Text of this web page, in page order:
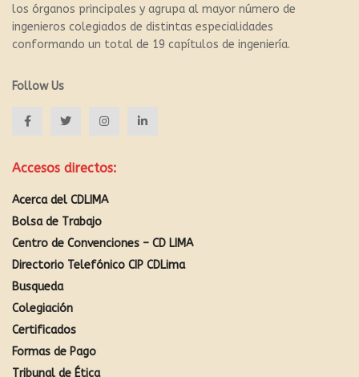
los órganos principales y agrupa al mayor número de
ingenieros colegiados de distintas especialidades
conformando un total de 19 capítulos de ingeniería.
Follow Us
Accesos directos:
Acerca del CDLIMA
Bolsa de Trabajo
Centro de Convenciones – CD LIMA
Directorio Telefónico CIP CDLima
Busqueda
Colegiación
Certificados
Formas de Pago
Tribunal de Ética